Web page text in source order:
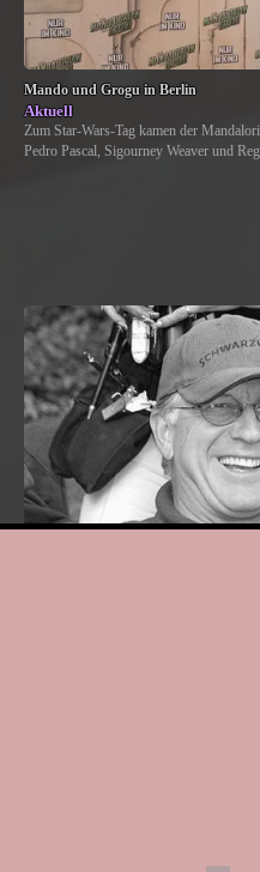
Mando und Grogu in Berlin
Aktuell
Zum Star-Wars-Tag kamen der
Pedro Pascal, Sigourney Weaver und